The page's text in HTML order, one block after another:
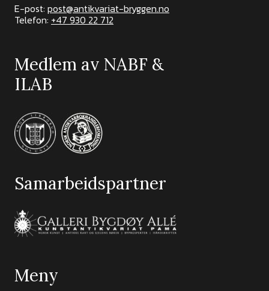
E-post: post@antikvariat-bryggen.no
Telefon: +47 930 22 712
Medlem av NABF &
ILAB
Samarbeidspartner
Meny